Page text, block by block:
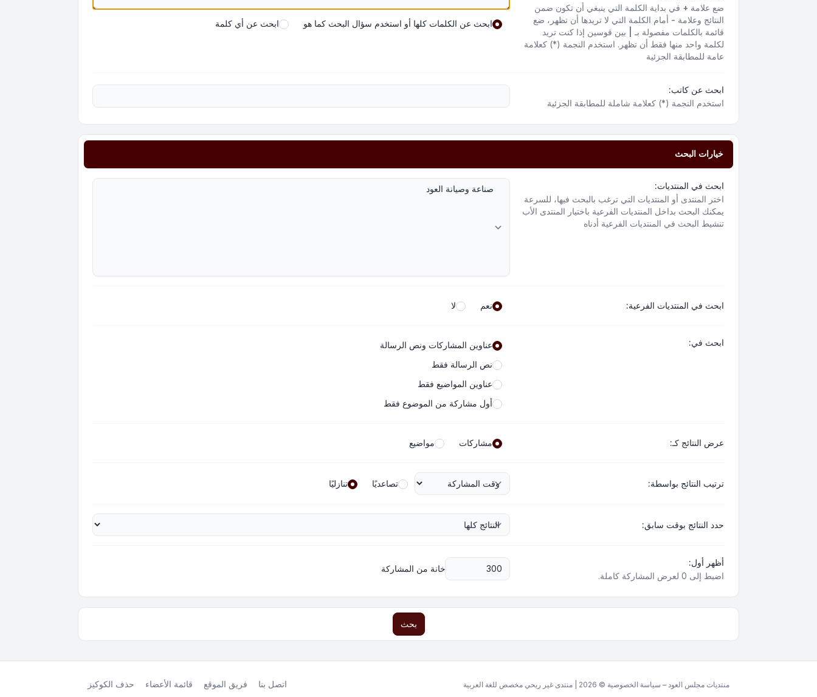
ضع علامة + في بداية الكلمة التي ينبغي أن تكون ضمن
النتائج وعلامة - أمام الكلمة التي لا تريدها أن تظهر، ضع
قائمة بالكلمات مفصولة بـ
بين قوسين إذا كنت تريد
لكلمة واحد منها فقط أن تظهر. استخدم النجمة (*) كعلامة
عامة للمطابقة الجزئية
ابحث عن الكلمات كلها أو استخدم سؤال البحث كما هو ابحث عن أي كلمة
ابحث عن كاتب:
استخدم النجمة (*) كعلامة شاملة للمطابقة الجزئية
خيارات البحث
ابحث في المنتديات:
اختر المنتدى أو المنتديات التي ترغب بالبحث فيها، للسرعة
يمكنك البحث بداخل المنتديات الفرعية باختيار المنتدى الأب
تنشيط البحث في المنتديات الفرعية أدناه
ابحث في المنتديات الفرعية: نعم لا
ابحث في:
عناوين المشاركات ونص الرسالة
نص الرسالة فقط
عناوين المواضيع فقط
أول مشاركة من الموضوع فقط
عرض النتائج كـ: مشاركات مواضيع
ترتيب النتائج بواسطة: تصاعديًا تنازليًا
حدد النتائج بوقت سابق:
أظهر أول:
اضبط إلى 0 لعرض المشاركة كاملة.
خانة من المشاركة
بحث
اتصل بنا فريق الموقع قائمة الأعضاء حذف الكوكيز منتديات مجلس العود – سياسة الخصوصية © 2026 | منتدى غير ربحي مخصص للغة العربية